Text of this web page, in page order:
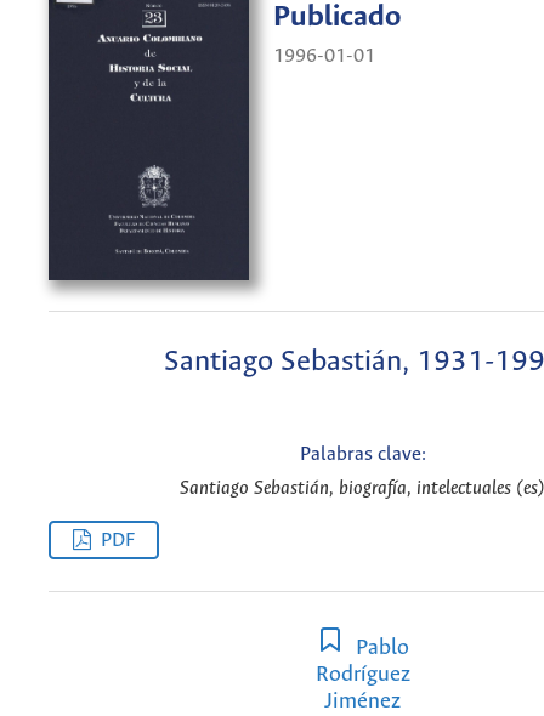
Publicado
1996-01-01
Santiago Sebastián, 1931-
Palabras clave:
Santiago Sebastián, biografía, intelectuales (es)
PDF
Pablo
Rodríguez
Jiménez